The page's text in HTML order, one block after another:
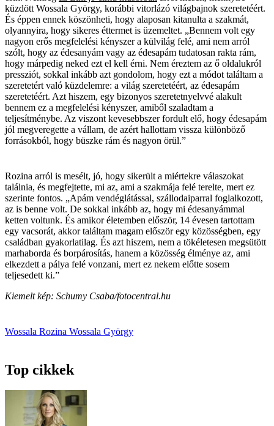
küzdött Wossala György, korábbi vitorlázó világbajnok szeretetéért.
És éppen ennek köszönheti, hogy alaposan kitanulta a szakmát,
olyannyira, hogy sikeres éttermet is üzemeltet. „Bennem volt egy
nagyon erős megfelelési kényszer a külvilág felé, ami nem arról
szólt, hogy az édesanyám vagy az édesapám tudatosan rakta rám,
hogy márpedig neked ezt el kell érni. Nem éreztem az ő oldalukról
pressziót, sokkal inkább azt gondolom, hogy ezt a módot találtam a
szeretetért való küzdelemre: a világ szeretetéért, az édesapám
szeretetéért. Azt hiszem, egy bizonyos szeretetnyelvvé alakult
bennem ez a megfelelési kényszer, amiből szaladtam a
teljesítménybe. Az viszont kevesebbszer fordult elő, hogy édesapám
jól megveregette a vállam, de azért hallottam vissza különböző
forrásokból, hogy büszke rám és nagyon örül.”
Rozina arról is mesélt, jó, hogy sikerült a miértekre válaszokat
találnia, és megfejtette, mi az, ami a szakmája felé terelte, mert ez
szerinte fontos. „Apám vendéglátással, szállodaiparral foglalkozott,
az is benne volt. De sokkal inkább az, hogy mi édesanyámmal
ketten voltunk. És amikor életemben először, 14 évesen tartottam
egy vacsorát, akkor találtam magam először egy közösségben, egy
családban gyakorlatilag. És azt hiszem, nem a tökéletesen megsütött
marhaborda és borpárosítás, hanem a közösség élménye az, ami
elkezdett a pálya felé vonzani, mert ez nekem előtte sosem
teljesedett ki.”
Kiemelt kép: Schumy Csaba/fotocentral.hu
Wossala Rozina Wossala György
Top cikkek